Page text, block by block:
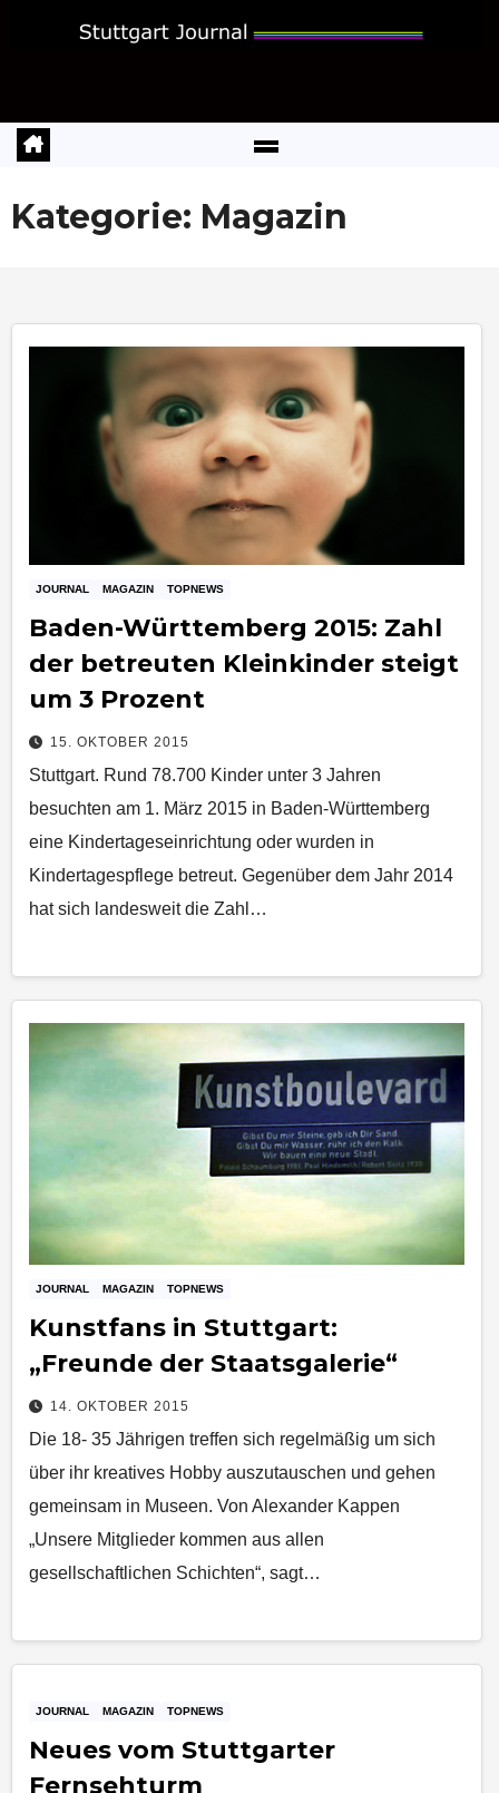
Kategorie: Magazin
JOURNAL MAGAZIN TOPNEWS
Baden-Württemberg 2015: Zahl
der betreuten Kleinkinder steigt
um 3 Prozent
15. OKTOBER 2015
Stuttgart. Rund 78.700 Kinder unter 3 Jahren
besuchten am 1. März 2015 in Baden‑Württemberg
eine Kindertageseinrichtung oder wurden in
Kindertagespflege betreut. Gegenüber dem Jahr 2014
hat sich landesweit die Zahl…
JOURNAL MAGAZIN TOPNEWS
Kunstfans in Stuttgart:
„Freunde der Staatsgalerie“
14. OKTOBER 2015
Die 18- 35 Jährigen treffen sich regelmäßig um sich
über ihr kreatives Hobby auszutauschen und gehen
gemeinsam in Museen. Von Alexander Kappen
„Unsere Mitglieder kommen aus allen
gesellschaftlichen Schichten“, sagt…
JOURNAL MAGAZIN TOPNEWS
Neues vom Stuttgarter
Fernsehturm